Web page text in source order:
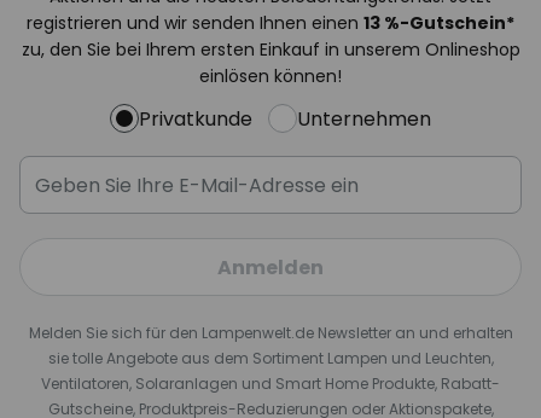
registrieren und wir senden Ihnen einen 13 %-Gutschein*
zu, den Sie bei Ihrem ersten Einkauf in unserem Onlineshop
einlösen können!
Privatkunde Unternehmen
Anmelden
Melden Sie sich für den Lampenwelt.de Newsletter an und erhalten
sie tolle Angebote aus dem Sortiment Lampen und Leuchten,
Ventilatoren, Solaranlagen und Smart Home Produkte, Rabatt-
Gutscheine, Produktpreis-Reduzierungen oder Aktionspakete,